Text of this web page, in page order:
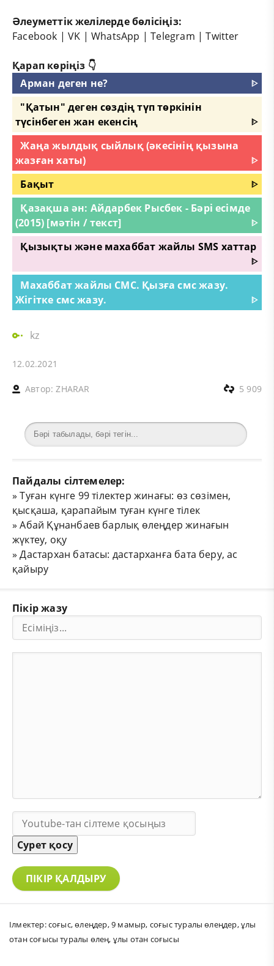
Әлеуметтік желілерде бөлісіңіз:
Facebook |VK |WhatsApp |Telegram |Twitter
Қарап көріңіз 👇
Арман деген не?
ᐈ
"Қатын" деген сөздің түп төркінін
түсінбеген жан екенсің
ᐈ
Жаңа жылдық сыйлық (әкесінің қызына
жазған хаты)
ᐈ
Бақыт
ᐈ
Қазақша ән: Айдарбек Рысбек - Бәрі есімде
(2015) [мәтін / текст]
ᐈ
Қызықты және махаббат жайлы SMS хаттар
ᐈ
Махаббат жайлы СМС. Қызға смс жазу.
Жігітке смс жазу.
ᐈ
kz
12.02.2021
Автор:ZHARAR 5 909
Пайдалы сілтемелер:
»Туған күнге 99 тілектер жинағы: өз сөзімен,
қысқаша, қарапайым туған күнге тілек
»Абай Құнанбаев барлық өлеңдер жинағын
жүктеу, оқу
»Дастархан батасы: дастарханға бата беру, ас
қайыру
Пікір жазу
Сурет қосу
ПІКІР ҚАЛДЫРУ
Ілмектер:соғыс,өлеңдер,9 мамыр, соғыс туралы өлеңдер,ұлы
отан соғысы туралы өлең, ұлы отан соғысы